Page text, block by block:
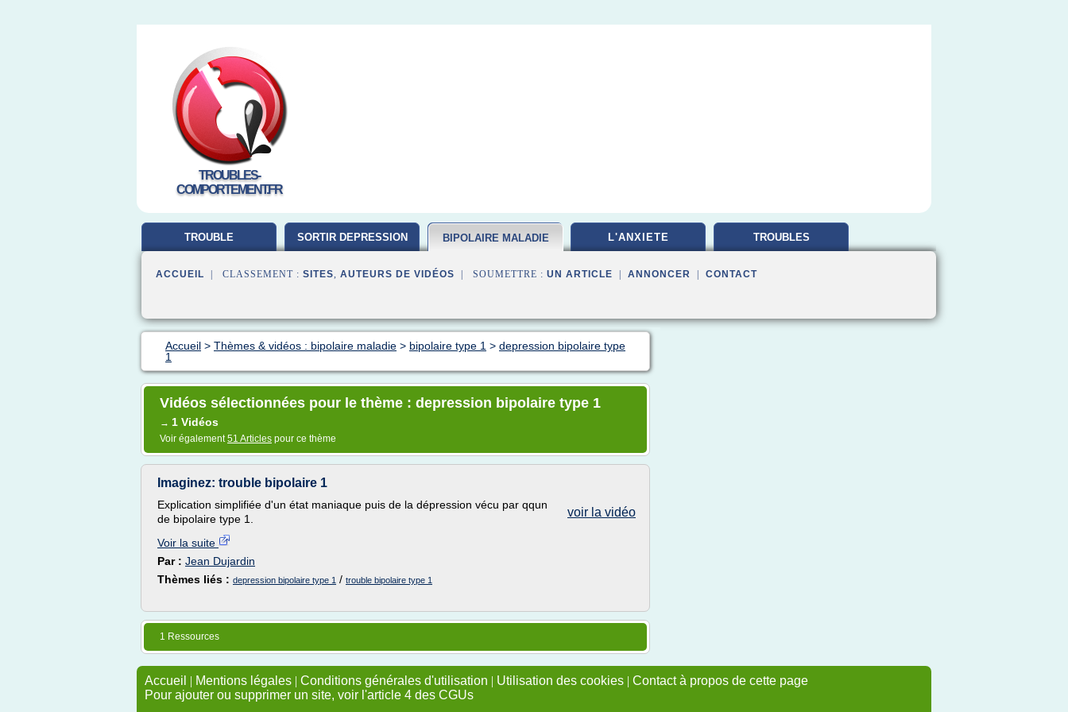
TROUBLES-
COMPORTEMENT.FR
TROUBLE SORTIR DEPRESSION BIPOLAIRE MALADIE L'ANXIETE TROUBLES
ACCUEIL | CLASSEMENT : SITES, AUTEURS DE VIDÉOS | SOUMETTRE : UN ARTICLE ANNONCER CONTACT
Accueil > Thèmes & vidéos : bipolaire maladie > bipolaire type 1 > depression bipolaire type
1
Vidéos sélectionnées pour le thème : depression bipolaire type 1
→ 1 Vidéos
Voir également51 Articles pour ce thème
Imaginez: trouble bipolaire 1
voir la vidéo
Explication simplifiée d'un état maniaque puis de la dépression vécu par qqun
de bipolaire type 1.
Voir la suite
Par : Jean Dujardin
Thèmes liés : depression bipolaire type 1 / trouble bipolaire type 1
1 Ressources
Accueil | Mentions légales | Conditions générales d'utilisation | Utilisation des cookies | Contact à propos de cette page
Pour ajouter ou supprimer un site, voir l'article 4 des CGUs